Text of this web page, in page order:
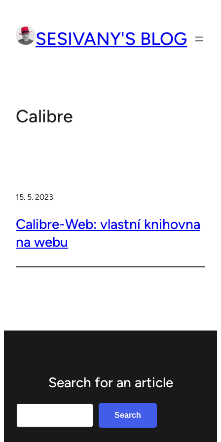
obsah
SESIVANY'S BLOG
Calibre
15. 5. 2023
Calibre-Web: vlastní knihovna
na webu
Search for an article
Search